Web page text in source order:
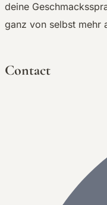
deine
ganz von selbst mehr
Contact